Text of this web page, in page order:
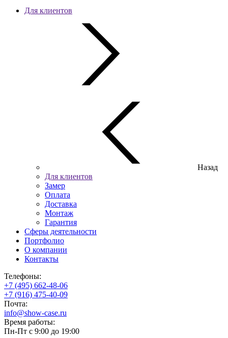
Для клиентов
Назад
Для клиентов
Замер
Оплата
Доставка
Монтаж
Гарантия
Сферы деятельности
Портфолио
О компании
Контакты
Телефоны:
+7 (495) 662-48-06
+7 (916) 475-40-09
Почта:
info@show-case.ru
Время работы:
Пн-Пт с 9:00 до 19:00